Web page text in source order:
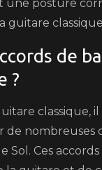
une posture
guitare
de
?
classique, il
nombreuses
Sol. Ces